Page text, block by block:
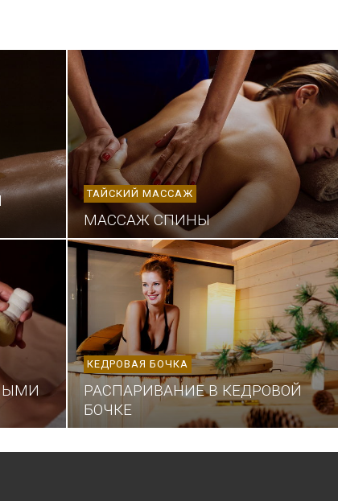
ТАЙСКИЙ МАССАЖ
МАССАЖ СПИНЫ
КЕДРОВАЯ БОЧКА
РАСПАРИВАНИЕ В КЕДРОВОЙ
БОЧКЕ